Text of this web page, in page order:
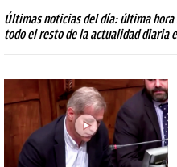
Últimas noticias del día: última hora
todo el resto de la actualidad diaria